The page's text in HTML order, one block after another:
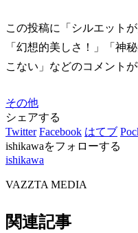
この投稿に「シルエット
「幻想的美しさ！」「神
こない」などのコメント
その他
シェアする
Twitter Facebook はてブ
ishikawaをフォローする
ishikawa
VAZZTA MEDIA
関連記事